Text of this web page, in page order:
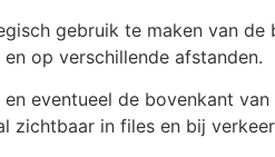
gebruik te maken van
op verschillende afstanden.
eventueel de bovenkant
zichtbaar in files en bij